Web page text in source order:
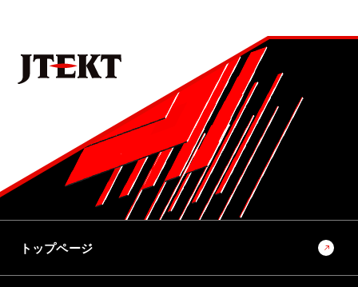
トップページ